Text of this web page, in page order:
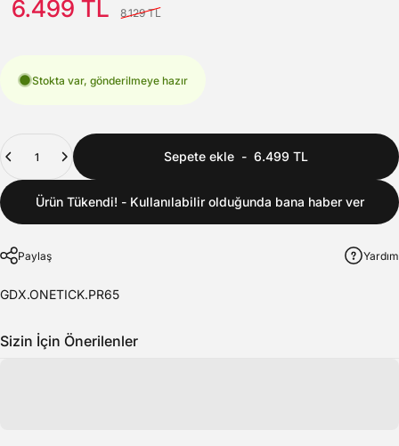
6.499 TL 8.129 TL
Stokta var, gönderilmeye hazır
Sepete ekle - 6.499 TL
Ürün Tükendi! - Kullanılabilir olduğunda bana haber ver
Paylaş Yardım
GDX.ONETICK.PR65
Sizin İçin Önerilenler